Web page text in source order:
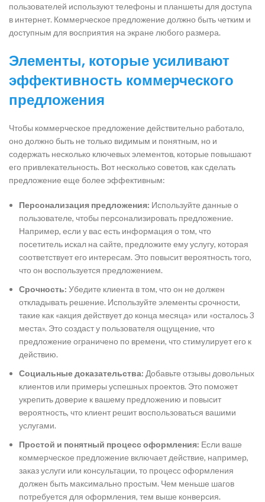
пользователей используют телефоны и планшеты для доступа
в интернет. Коммерческое предложение должно быть четким и
доступным для восприятия на экране любого размера.
Элементы, которые усиливают
эффективность коммерческого
предложения
Чтобы коммерческое предложение действительно работало,
оно должно быть не только видимым и понятным, но и
содержать несколько ключевых элементов, которые повышают
его привлекательность. Вот несколько советов, как сделать
предложение еще более эффективным:
Персонализация предложения: Используйте данные о
пользователе, чтобы персонализировать предложение.
Например, если у вас есть информация о том, что
посетитель искал на сайте, предложите ему услугу, которая
соответствует его интересам. Это повысит вероятность того,
что он воспользуется предложением.
Срочность: Убедите клиента в том, что он не должен
откладывать решение. Используйте элементы срочности,
такие как «акция действует до конца месяца» или «осталось 3
места». Это создаст у пользователя ощущение, что
предложение ограничено по времени, что стимулирует его к
действию.
Социальные доказательства: Добавьте отзывы довольных
клиентов или примеры успешных проектов. Это поможет
укрепить доверие к вашему предложению и повысит
вероятность, что клиент решит воспользоваться вашими
услугами.
Простой и понятный процесс оформления: Если ваше
коммерческое предложение включает действие, например,
заказ услуги или консультации, то процесс оформления
должен быть максимально простым. Чем меньше шагов
потребуется для оформления, тем выше конверсия.